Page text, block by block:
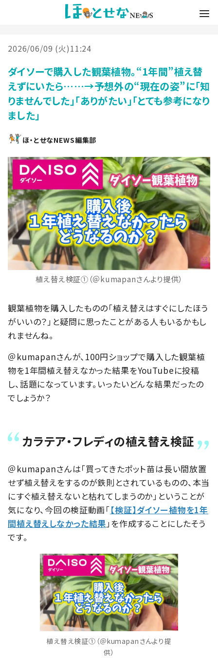
2026/06/09 (火)11:24
ダイソーで購入した観葉植物。“1年間”植え替
えずにいたら……→予想外の“現在の姿”に「知
りませんでした」「ありがたい」「とても参考になり
ました」
ほ・とせなNEWS編集部
植え替え検証①（＠kumapanさんより提供）
観葉植物を購入したものの「植え替えはすぐにしたほう
がいいの？」と疑問に思ったことがある人もいるかもし
れませんね。
＠kumapanさんが、100円ショップで購入した観葉植
物を1年間植え替えなかった結果をYouTubeに投稿
し、話題になっています。いったいどんな結果だったの
でしょうか？
カラテア・フレディの植え替え検証
＠kumapanさんは「買ってきたポット苗は長い間放置
せず植え替えをするのが鉄則とされているものの、本当
にすぐ植え替えないと枯れてしまうのか」ということが
気になり、今回の検証動画「【検証】ダイソー植物を1年
間植え替えしなかった結果」を作成することにしたそう
です。
植え替え検証①（＠kumapanさんより提
供）